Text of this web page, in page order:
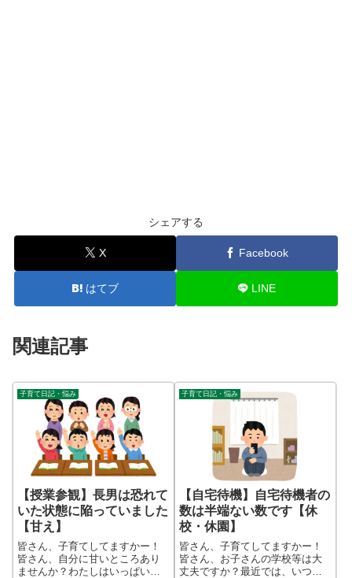
シェアする
X Facebook
はてブ LINE
関連記事
子育て日記・悩み
【授業参観】長男は恐れて
いた状態に陥っていました
【甘え】
皆さん、子育てしてますかー！
皆さん、自分に甘いところあり
ませんか？わたしはいっぱいあ
子育て日記・悩み
【自宅待機】自宅待機者の
数は半端ない数です【休
校・休園】
皆さん、子育てしてますかー！
皆さん、お子さんの学校等は大
丈夫ですか？最近では、いつ感